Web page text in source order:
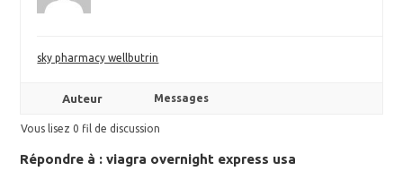
sky pharmacy wellbutrin
Auteur Messages
Vous lisez 0 fil de discussion
Répondre à : viagra overnight express usa